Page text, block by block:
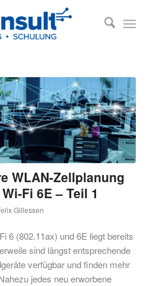
WLAN-Zellplanung
Fi 6E – Teil 1
Gillessen
6 (802.11ax) und 6E liegt bereits
sind längst entsprechende
verfügbar und finden mehr
jedes neu erworbene